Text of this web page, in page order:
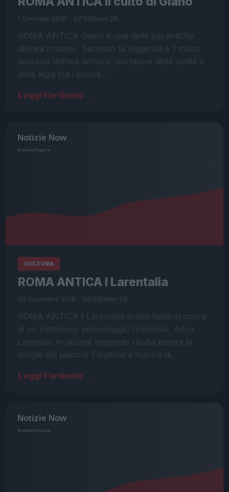
1 Gennaio 2019 - 07:00Eleim 28
ROMA ANTICA Giano è una delle più antiche
divinità romane. Secondo la leggenda è il mitico
sovrano dell’età dell’oro, portatore della civiltà e
delle leggi fra i popoli…
Leggi l’articolo →
CULTURA
ROMA ANTICA I Larentalia
23 Dicembre 2018 - 08:00Eleim 28
ROMA ANTICA I Larentalia erano feste in onore
di un misterioso personaggio femminile, Acca
Larenzia. In alcune leggende risulta essere la
moglie del pastore Faustolo e nutrice di…
Leggi l’articolo →